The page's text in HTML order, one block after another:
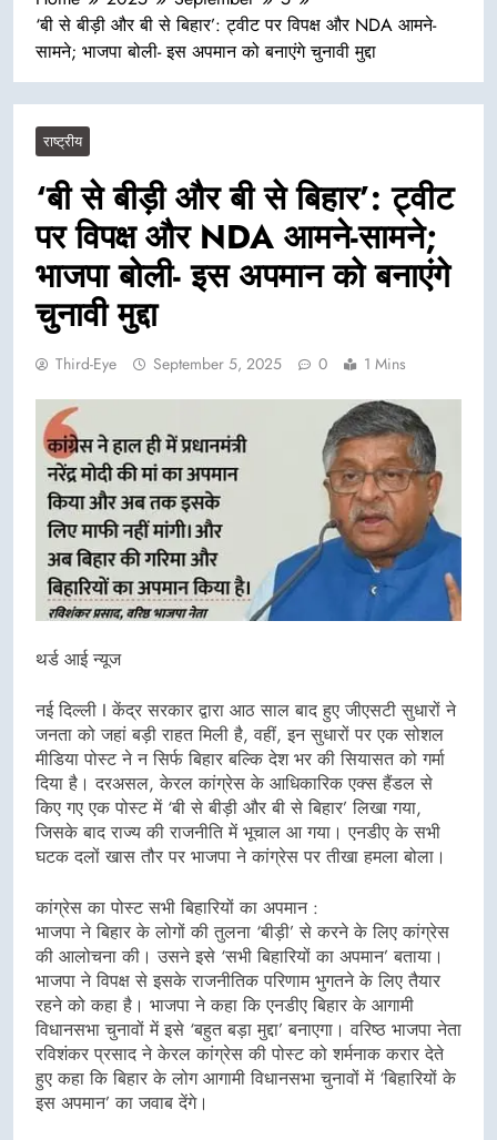
‘बी से बीड़ी और बी से बिहार’: ट्वीट पर विपक्ष और NDA आमने-
सामने; भाजपा बोली- इस अपमान को बनाएंगे चुनावी मुद्दा
राष्ट्रीय
‘बी से बीड़ी और बी से बिहार’: ट्वीट
पर विपक्ष और NDA आमने-सामने;
भाजपा बोली- इस अपमान को बनाएंगे
चुनावी मुद्दा
Third-Eye September 5, 2025 0 1 Mins
थर्ड आई न्यूज
नई दिल्ली I केंद्र सरकार द्वारा आठ साल बाद हुए जीएसटी सुधारों ने
जनता को जहां बड़ी राहत मिली है, वहीं, इन सुधारों पर एक सोशल
मीडिया पोस्ट ने न सिर्फ बिहार बल्कि देश भर की सियासत को गर्मा
दिया है। दरअसल, केरल कांग्रेस के आधिकारिक एक्स हैंडल से
किए गए एक पोस्ट में ‘बी से बीड़ी और बी से बिहार’ लिखा गया,
जिसके बाद राज्य की राजनीति में भूचाल आ गया। एनडीए के सभी
घटक दलों खास तौर पर भाजपा ने कांग्रेस पर तीखा हमला बोला।
कांग्रेस का पोस्ट सभी बिहारियों का अपमान :
भाजपा ने बिहार के लोगों की तुलना ‘बीड़ी’ से करने के लिए कांग्रेस
की आलोचना की। उसने इसे ‘सभी बिहारियों का अपमान’ बताया।
भाजपा ने विपक्ष से इसके राजनीतिक परिणाम भुगतने के लिए तैयार
रहने को कहा है। भाजपा ने कहा कि एनडीए बिहार के आगामी
विधानसभा चुनावों में इसे ‘बहुत बड़ा मुद्दा’ बनाएगा। वरिष्ठ भाजपा नेता
रविशंकर प्रसाद ने केरल कांग्रेस की पोस्ट को शर्मनाक करार देते
हुए कहा कि बिहार के लोग आगामी विधानसभा चुनावों में ‘बिहारियों के
इस अपमान’ का जवाब देंगे।